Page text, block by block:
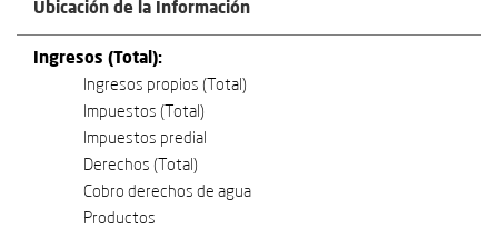
Ubicación de la Información
Ingresos (Total):
Ingresos propios (Total)
Impuestos (Total)
Impuestos predial
Derechos (Total)
Cobro derechos de agua
Productos